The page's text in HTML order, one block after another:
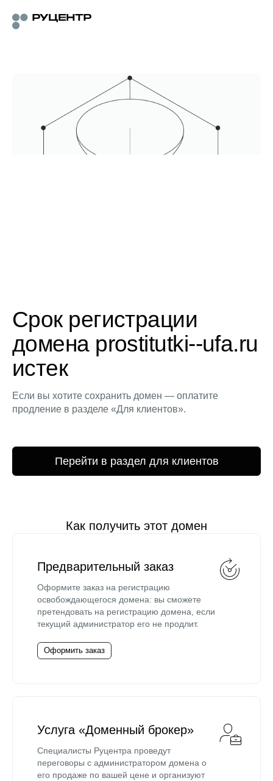
Срок регистрации
домена prostitutki--ufa.ru
истек
Если вы хотите сохранить домен — оплатите
продление в разделе «Для клиентов».
Перейти в раздел для клиентов
Как получить этот домен
Предварительный заказ
Оформите заказ на регистрацию
освобождающегося домена: вы сможете
претендовать на регистрацию домена, если
текущий администратор его не продлит.
Оформить заказ
Услуга «Доменный брокер»
Специалисты Руцентра проведут
переговоры с администратором домена о
его продаже по вашей цене и организуют